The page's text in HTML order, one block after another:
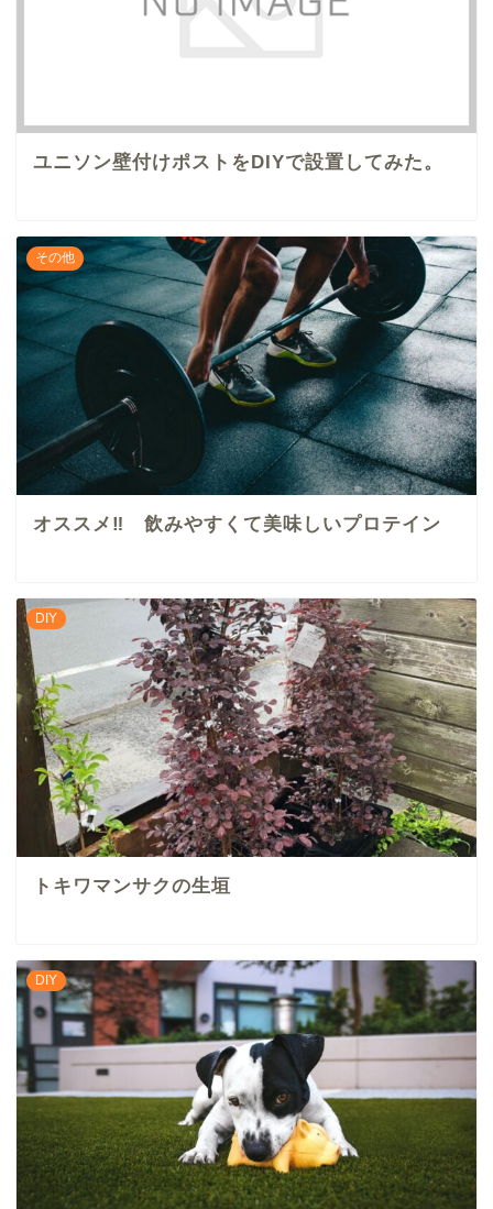
ユニソン壁付けポストをDIYで設置してみた。
その他
オススメ‼︎ 飲みやすくて美味しいプロテイン
DIY
トキワマンサクの生垣
DIY